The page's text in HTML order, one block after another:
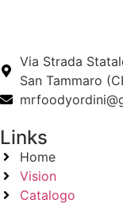
Via Strada
San Tammaro
Links
Home
Vision
Catalogo